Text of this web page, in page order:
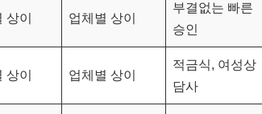
상이 업체별 상이
부결없는 빠른
승인
상이 업체별 상이
적금식, 여성상
담사